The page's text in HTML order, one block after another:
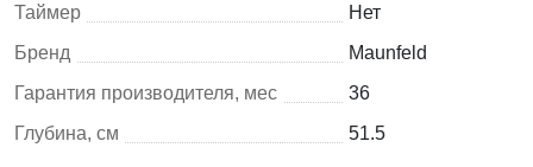
Таймер
Нет
Бренд
Maunfeld
Гарантия производителя, мес
36
Глубина, см
51.5